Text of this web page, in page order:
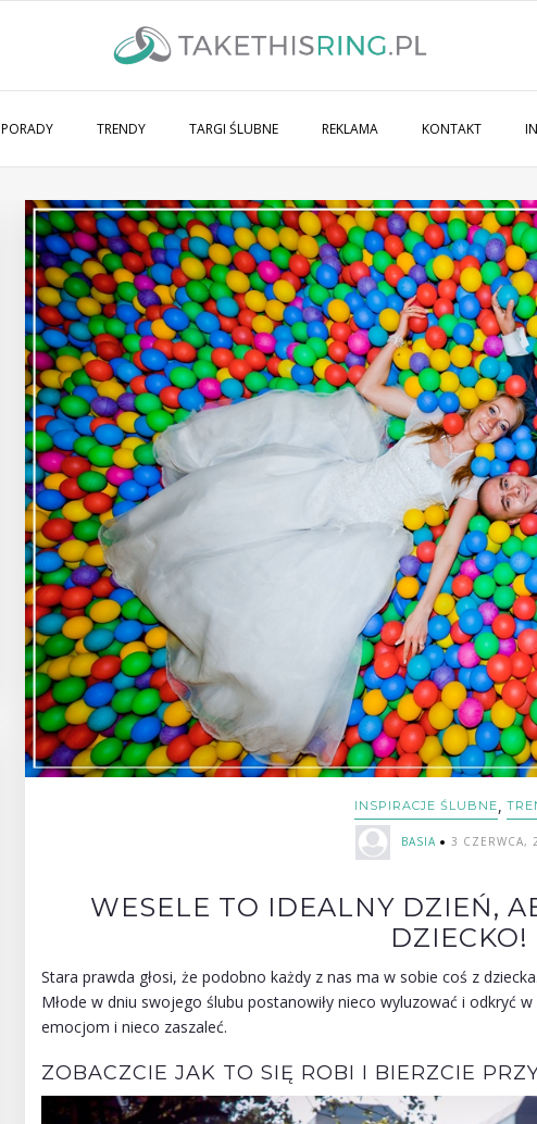
PORADY TRENDY TARGI ŚLUBNE REKLAMA KONTAKT
INSPIRACJE ŚLUBNE,
BASIA 3 CZERWCA,
WESELE TO IDEALNY DZIEŃ,
DZIECKO!
Stara prawda głosi, że podobno każdy z nas ma w sobie coś z
Młode w dniu swojego ślubu postanowiły nieco wyluzować i odkryć
emocjom i nieco zaszaleć.
ZOBACZCIE JAK TO SIĘ ROBI I BIERZCIE